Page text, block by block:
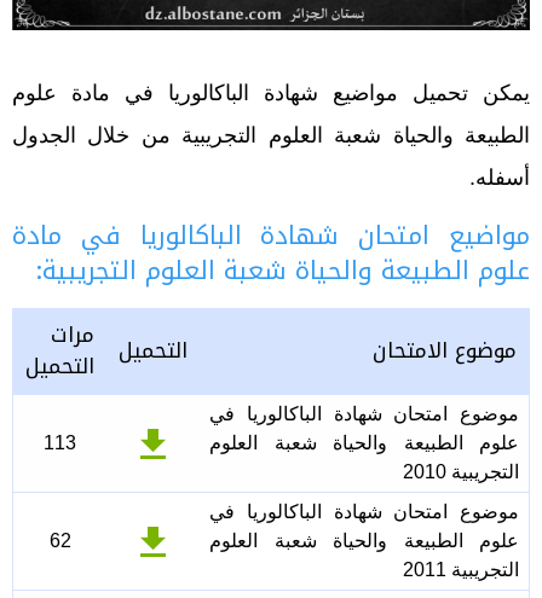
يمكن تحميل مواضيع شهادة الباكالوريا في مادة علوم
الطبيعة والحياة شعبة العلوم التجريبية من خلال الجدول
أسفله.
مواضيع امتحان شهادة الباكالوريا في مادة
علوم الطبيعة والحياة شعبة العلوم التجريبية:
موضوع الامتحان التحميل مرات
التحميل
موضوع امتحان شهادة الباكالوريا في
علوم الطبيعة والحياة شعبة العلوم
التجريبية 2010
113
موضوع امتحان شهادة الباكالوريا في
علوم الطبيعة والحياة شعبة العلوم
التجريبية 2011
62